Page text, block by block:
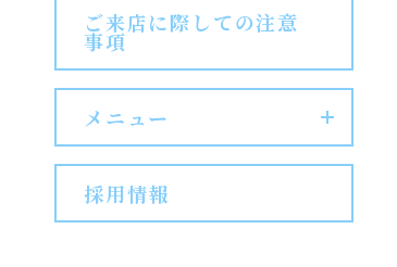
CONTENTS
ACCESS
キャンペーン
お知らせ
各種コンテンツ
お問い合わせ
ご来店に際しての注意
事項
メニュー
採用情報